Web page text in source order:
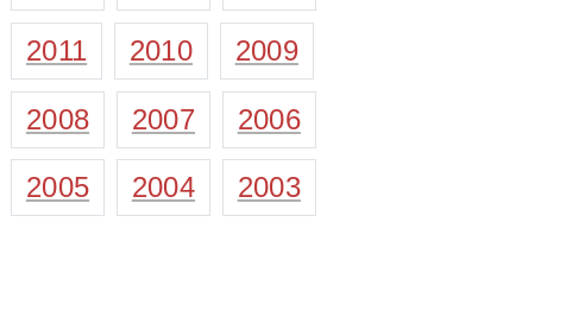
2011 2010 2009
2008 2007 2006
2005 2004 2003